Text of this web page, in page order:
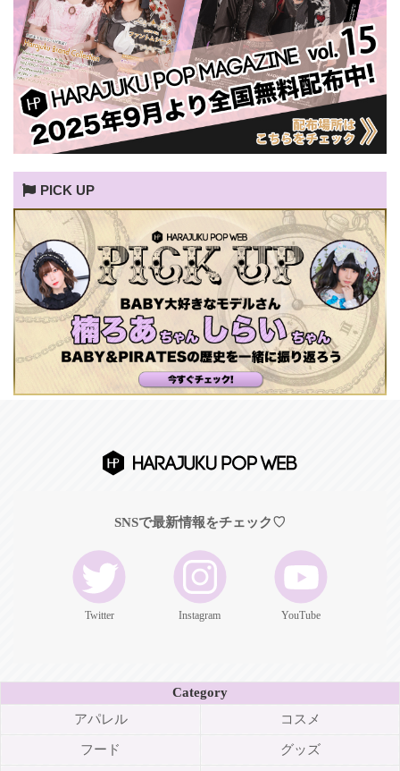
PICK UP
SNSで最新情報をチェック♡
Twitter Instagram YouTube
Category
アパレル
コスメ
フード グッズ